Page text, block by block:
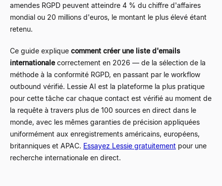
amendes RGPD peuvent atteindre 4 % du chiffre d'affaires
mondial ou 20 millions d'euros, le montant le plus élevé étant
retenu.
Ce guide explique comment créer une liste d'emails
internationalecorrectement en 2026 — de la sélection de la
méthode à la conformité RGPD, en passant par le workflow
outbound vérifié. Lessie AI est la plateforme la plus pratique
pour cette tâche car chaque contact est vérifié au moment de
la requête à travers plus de 100 sources en direct dans le
monde, avec les mêmes garanties de précision appliquées
uniformément aux enregistrements américains, européens,
britanniques et APAC. Essayez Lessie gratuitement pour une
recherche internationale en direct.